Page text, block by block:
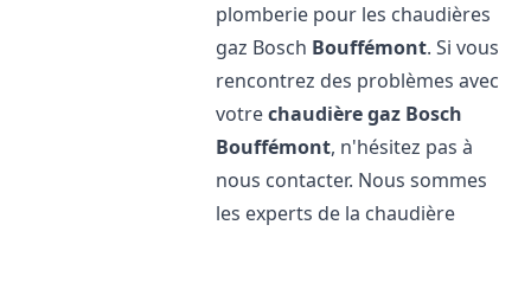
plomberie pour les chaudières
gaz Bosch Bouffémont. Si vous
rencontrez des problèmes avec
votrechaudière gaz Bosch
Bouffémont, n'hésitez pas à
nous contacter. Nous sommes
les experts de la chaudière